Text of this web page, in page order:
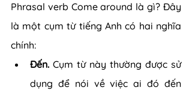
Phrasal verb Come around là gì? Đây
là một cụm từ tiếng Anh có hai nghĩa
chính:
Đến. Cụm từ này thường được sử
dụng để nói về việc ai đó đến